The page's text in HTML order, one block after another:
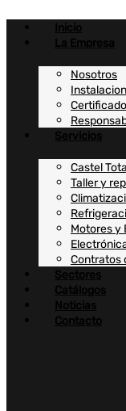
contenido
Inicio
La Empresa
Nosotros
Servicios
Castel
Taller y
Motores y
Contratos
Sectores
Catálogos
Noticias
Contacto